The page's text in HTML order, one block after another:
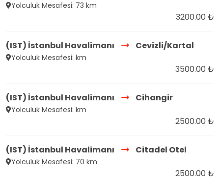
Yolculuk Mesafesi: 73 km
3200.00 ₺
(IST) İstanbul Havalimanı Cevizli/Kartal
Yolculuk Mesafesi: km
3500.00 ₺
(IST) İstanbul Havalimanı Cihangir
Yolculuk Mesafesi: km
2500.00 ₺
(IST) İstanbul Havalimanı Citadel Otel
Yolculuk Mesafesi: 70 km
2500.00 ₺